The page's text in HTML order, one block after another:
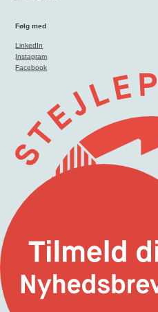
Følg med
LinkedIn
Instagram
Facebook